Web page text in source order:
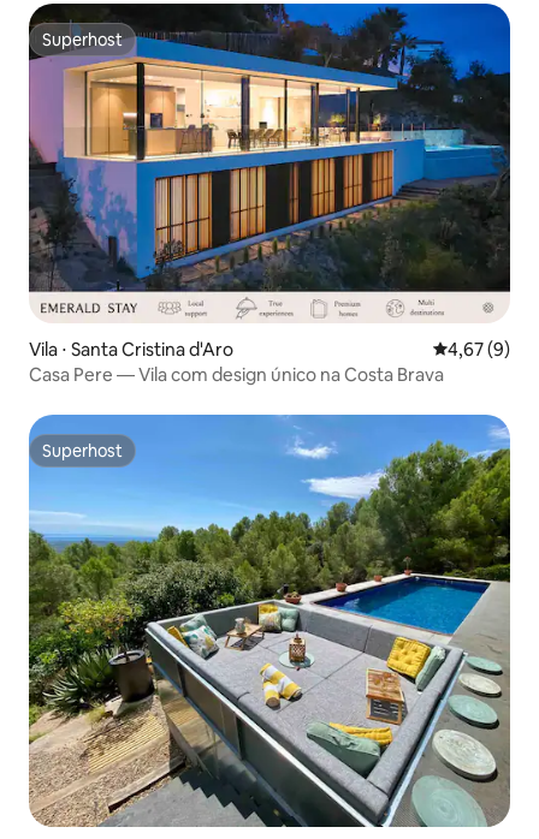
Superhost
Superhost
Vila ⋅ Santa Cristina d'Aro 4,67 de uma
4,67 (9)
Casa Pere — Vila com design único na Costa Brava
Superhost
Superhost